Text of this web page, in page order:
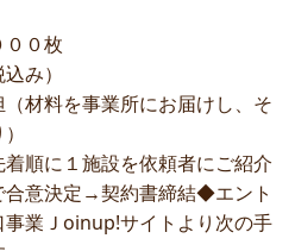
０枚
み）
材料を事業所にお届けし、そ
順に１施設を依頼者にご紹介
意決定→契約書締結◆エント
事業Ｊoinup!サイトより次の手